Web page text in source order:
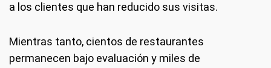
a los clientes que han reducido sus visitas.
Mientras tanto, cientos de restaurantes
permanecen bajo evaluación y miles de